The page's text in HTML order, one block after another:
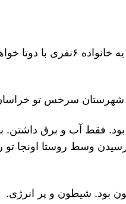
شهرستان سرخس تو
فقط آب و برق داشتن.
وسط روستا اونجا
بود. شیطون و پر انرژی.